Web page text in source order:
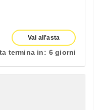
Vai all'asta
termina in: 6 giorni